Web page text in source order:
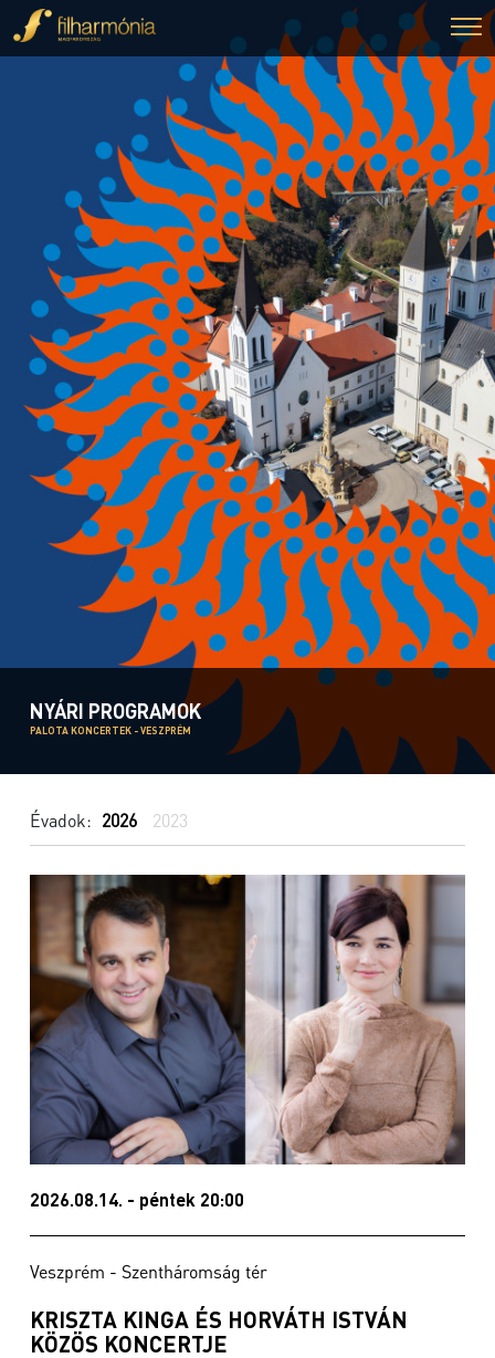
NYÁRI PROGRAMOK
PALOTA KONCERTEK - VESZPRÉM
Évadok: 2026 2023
2026.08.14. - péntek 20:00
Veszprém - Szentháromság tér
KRISZTA KINGA ÉS HORVÁTH ISTVÁN
KÖZÖS KONCERTJE